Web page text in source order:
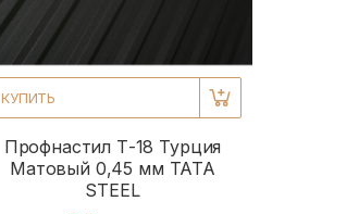
КУПИТЬ
Профнастил Т-18 Турция
Матовый 0,45 мм TATA
STEEL